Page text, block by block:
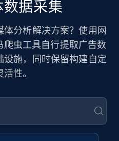
数据采集
分析解决方案？使用网
爬虫工具自行提取广告数
施，同时保留构建自定
性。